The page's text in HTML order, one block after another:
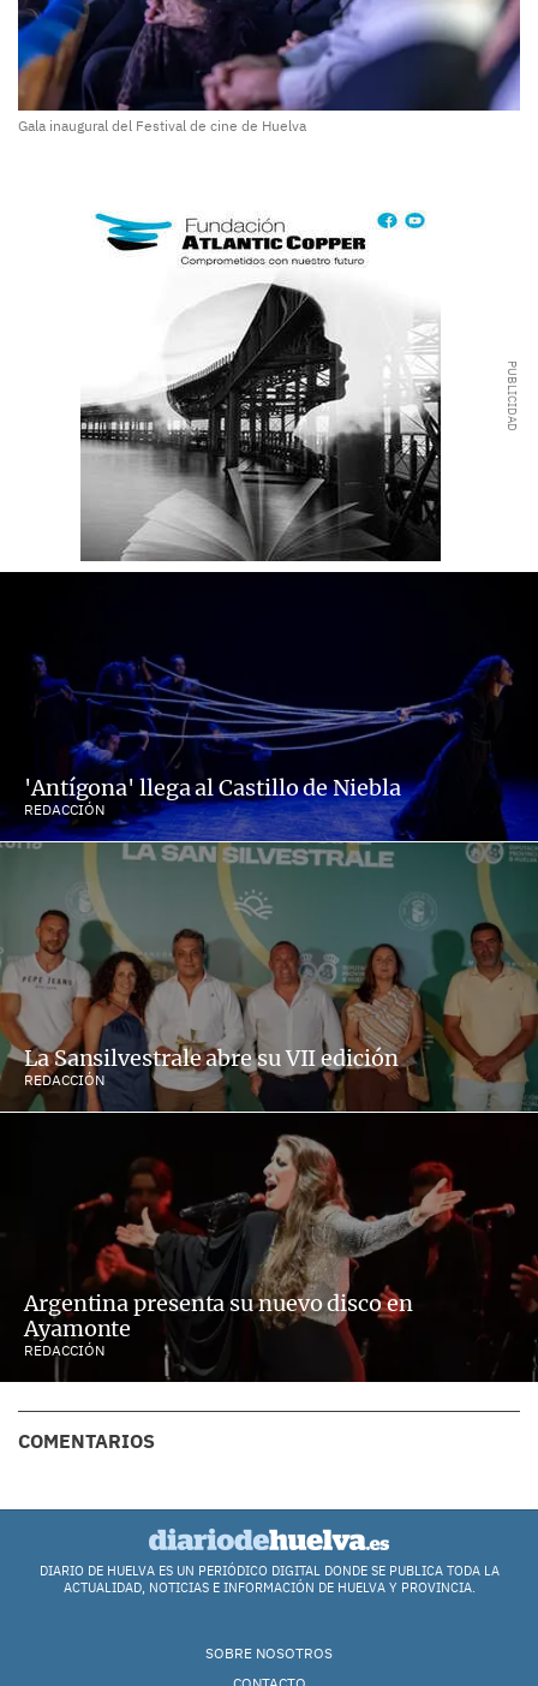
Gala inaugural del Festival de cine de Huelva
'Antígona' llega al Castillo de Niebla
REDACCIÓN
La Sansilvestrale abre su VII edición
REDACCIÓN
Argentina presenta su nuevo disco en
Ayamonte
REDACCIÓN
COMENTARIOS
DIARIO DE HUELVA ES UN PERIÓDICO DIGITAL DONDE SE PUBLICA TODA LA
ACTUALIDAD, NOTICIAS E INFORMACIÓN DE HUELVA Y PROVINCIA.
SOBRE NOSOTROS